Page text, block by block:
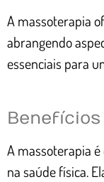
A massoterapia
abrangendo
essenciais para
A massoterapia
na saúde física.